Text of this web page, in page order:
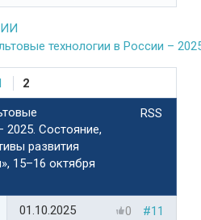
технологии в России –
2
RSS
2025. Состояние,
развития
15–16 октября
#11
0
01.10.2025